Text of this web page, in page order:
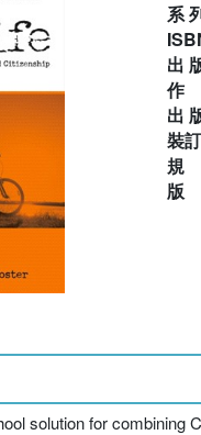
系
出
出
裝
solution for combining